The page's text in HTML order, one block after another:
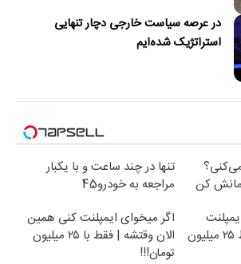
در عرصه سیاست خارجی دچار تنهایی
استراتژیک شده‌ایم
کن
تنها در چند ساعت و با یکبار
مراجعه به خودرو45
تهران سر بزنید ! | فقط ۲۵ میلیون
اگر میخوای ایمپلنت کنی همین
الان وقتشه | فقط با ۲۵ میلیون
تومان!!!